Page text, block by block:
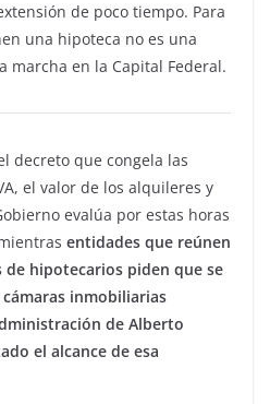
de poco tiempo. Para
una hipoteca no es una
marcha en la Capital Federal.
decreto que congela las
el valor de los alquileres y
evalúa por estas horas
entidades que reúnen
hipotecarios piden que se
inmobiliarias
de Alberto
el alcance de esa